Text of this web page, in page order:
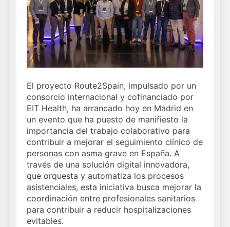
y modernización para el
SNS
llega al verano: por qué
el magnesio es clave
para el bienestar
muscular del deportista
2 Semanas Atrás
Sanidad publica el
primer análisis
nacional sobre la
situación de las TCAE
en España
3 Semanas Atrás
El proyecto Route2Spain, impulsado por un
consorcio internacional y cofinanciado por
EIT Health, ha arrancado hoy en Madrid en
un evento que ha puesto de manifiesto la
importancia del trabajo colaborativo para
contribuir a mejorar el seguimiento clínico de
personas con asma grave en España. A
través de una solución digital innovadora,
que orquesta y automatiza los procesos
asistenciales, esta iniciativa busca mejorar la
coordinación entre profesionales sanitarios
para contribuir a reducir hospitalizaciones
evitables.